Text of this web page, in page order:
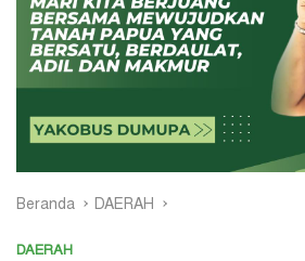
Beranda DAERAH
DAERAH